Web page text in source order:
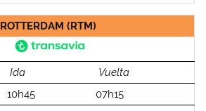
ROTTERDAM (RTM)
Ida
Vuelta
10h45 07h15